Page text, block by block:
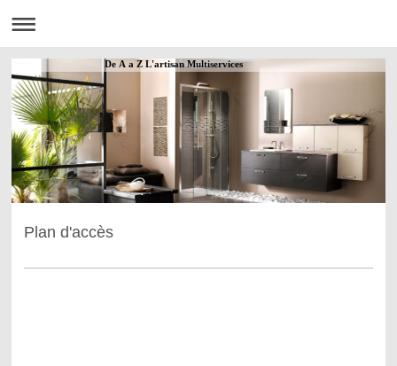
De A a Z L'artisan Multiservices
Plan d'accès